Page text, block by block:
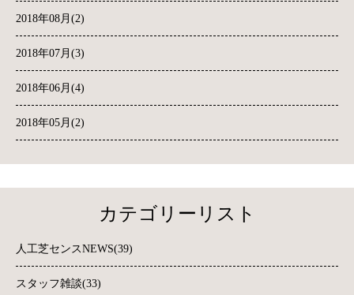
2018年08月(2)
2018年07月(3)
2018年06月(4)
2018年05月(2)
カテゴリーリスト
人工芝センスNEWS(39)
スタッフ雑談(33)